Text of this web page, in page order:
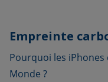
Empreinte
Pourquoi les
Monde ?